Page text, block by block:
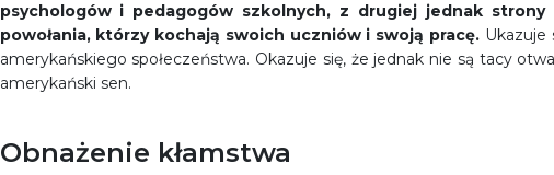
psychologów i pedagogów szkolnych, z drugiej jednak
powołania, którzy kochają swoich uczniów i swoją pracę. Ukazuje
amerykańskiego społeczeństwa. Okazuje się, że jednak nie są tacy
amerykański sen.
Obnażenie kłamstwa